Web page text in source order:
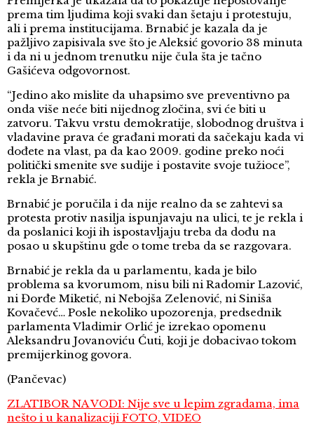
prema tim ljudima koji svaki dan šetaju i protestuju,
ali i prema institucijama. Brnabić je kazala da je
pažljivo zapisivala sve što je Aleksić govorio 38 minuta
i da ni u jednom trenutku nije čula šta je tačno
Gašićeva odgovornost.
“Jedino ako mislite da uhapsimo sve preventivno pa
onda više neće biti nijednog zločina, svi će biti u
zatvoru. Takvu vrstu demokratije, slobodnog društva i
vladavine prava će građani morati da sačekaju kada vi
dođete na vlast, pa da kao 2009. godine preko noći
politički smenite sve sudije i postavite svoje tužioce”,
rekla je Brnabić.
Brnabić je poručila i da nije realno da se zahtevi sa
protesta protiv nasilja ispunjavaju na ulici, te je rekla i
da poslanici koji ih ispostavljaju treba da dođu na
posao u skupštinu gde o tome treba da se razgovara.
Brnabić je rekla da u parlamentu, kada je bilo
problema sa kvorumom, nisu bili ni Radomir Lazović,
ni Đorđe Miketić, ni Nebojša Zelenović, ni Siniša
Kovačevć… Posle nekoliko upozorenja, predsednik
parlamenta Vladimir Orlić je izrekao opomenu
Aleksandru Jovanoviću Ćuti, koji je dobacivao tokom
premijerkinog govora.
(Pančevac)
ZLATIBOR NA VODI: Nije sve u lepim zgradama, ima
nešto i u kanalizaciji FOTO, VIDEO